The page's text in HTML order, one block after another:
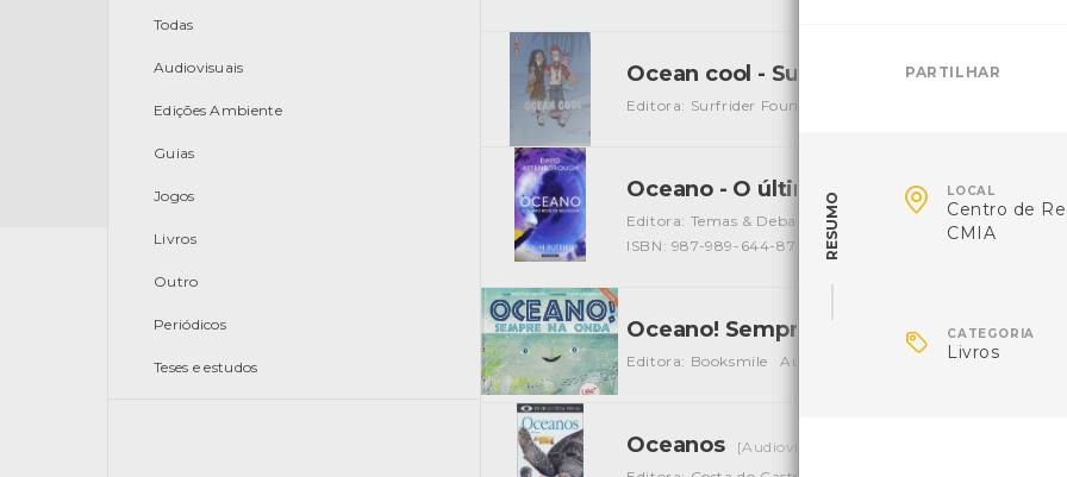
Todas
Audiovisuais
Edições Ambiente
Guias
Jogos
Livros
Outro
Periódicos
Teses e estudos
Ocean cool - Surfrider foundation
Editora: Surfrider Foundation
Oceano - O último reduto selvagem
Editora: Temas & Debates
Autor: Oceano - O último
ISBN: 987-989-644-876-9
Oceano! Sempre na onda [Livros]
Editora: Booksmile
Autor: Stacy McNulty Local: Centro
Oceanos
[Audiovisuais]
PARTILHAR
RESUMO  LOCAL
Centro de
CMIA
 CATEGORIA
Livros